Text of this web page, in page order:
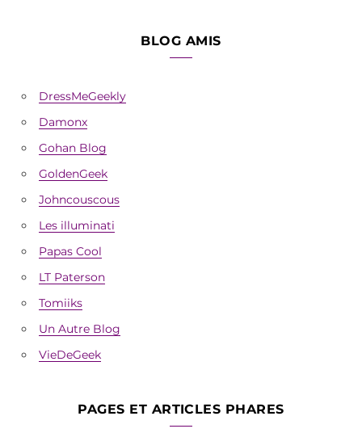
BLOG AMIS
DressMeGeekly
Damonx
Gohan Blog
GoldenGeek
Johncouscous
Les illuminati
Papas Cool
LT Paterson
Tomiiks
Un Autre Blog
VieDeGeek
PAGES ET ARTICLES PHARES